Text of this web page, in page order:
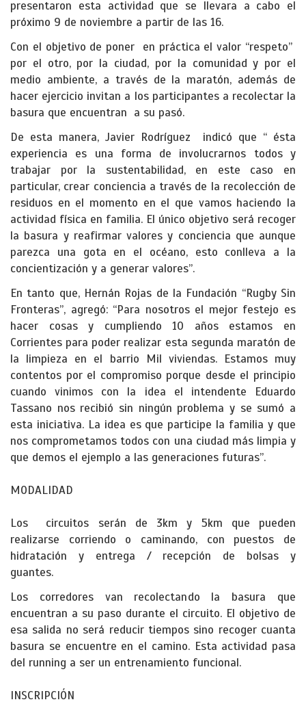
presentaron esta actividad que se llevara a cabo el
próximo 9 de noviembre a partir de las 16.
Con el objetivo de poner en práctica el valor “respeto”
por el otro, por la ciudad, por la comunidad y por el
medio ambiente, a través de la maratón, además de
hacer ejercicio invitan a los participantes a recolectar la
basura que encuentran a su pasó.
De esta manera, Javier Rodríguez indicó que “ ésta
experiencia es una forma de involucrarnos todos y
trabajar por la sustentabilidad, en este caso en
particular, crear conciencia a través de la recolección de
residuos en el momento en el que vamos haciendo la
actividad física en familia. El único objetivo será recoger
la basura y reafirmar valores y conciencia que aunque
parezca una gota en el océano, esto conlleva a la
concientización y a generar valores”.
En tanto que, Hernán Rojas de la Fundación “Rugby Sin
Fronteras”, agregó: “Para nosotros el mejor festejo es
hacer cosas y cumpliendo 10 años estamos en
Corrientes para poder realizar esta segunda maratón de
la limpieza en el barrio Mil viviendas. Estamos muy
contentos por el compromiso porque desde el principio
cuando vinimos con la idea el intendente Eduardo
Tassano nos recibió sin ningún problema y se sumó a
esta iniciativa. La idea es que participe la familia y que
nos comprometamos todos con una ciudad más limpia y
que demos el ejemplo a las generaciones futuras”.
MODALIDAD
Los circuitos serán de 3km y 5km que pueden
realizarse corriendo o caminando, con puestos de
hidratación y entrega / recepción de bolsas y
guantes.
Los corredores van recolectando la basura que
encuentran a su paso durante el circuito. El objetivo de
esa salida no será reducir tiempos sino recoger cuanta
basura se encuentre en el camino. Esta actividad pasa
del running a ser un entrenamiento funcional.
INSCRIPCIÓN